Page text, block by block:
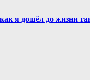
я дошёл до жизни